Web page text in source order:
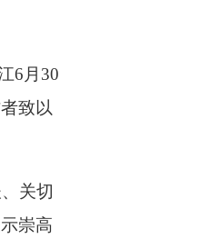
6月30
致以
关切
崇高